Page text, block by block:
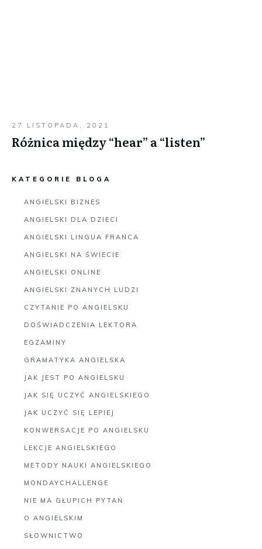
27 LISTOPADA, 2021
Różnica między “hear” a “listen”
KATEGORIE BLOGA
ANGIELSKI BIZNES
ANGIELSKI DLA DZIECI
ANGIELSKI LINGUA FRANCA
ANGIELSKI NA ŚWIECIE
ANGIELSKI ONLINE
ANGIELSKI ZNANYCH LUDZI
CZYTANIE PO ANGIELSKU
DOŚWIADCZENIA LEKTORA
EGZAMINY
GRAMATYKA ANGIELSKA
JAK JEST PO ANGIELSKU
JAK SIĘ UCZYĆ ANGIELSKIEGO
JAK UCZYĆ SIĘ LEPIEJ
KONWERSACJE PO ANGIELSKU
LEKCJE ANGIELSKIEGO
METODY NAUKI ANGIELSKIEGO
MONDAYCHALLENGE
NIE MA GŁUPICH PYTAŃ
O ANGIELSKIM
SŁOWNICTWO